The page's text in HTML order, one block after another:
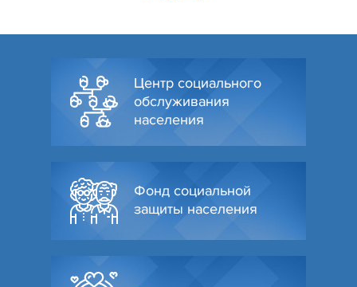
Центр социального
обслуживания
населения
Фонд социальной
защиты населения